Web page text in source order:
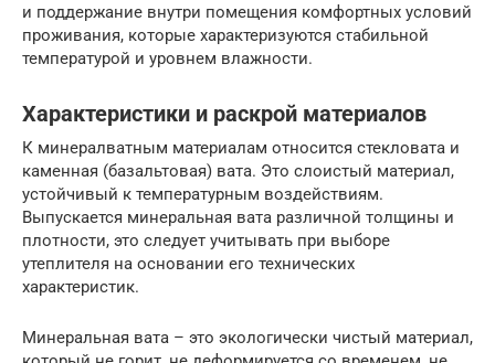
и поддержание внутри помещения комфортных условий
проживания, которые характеризуются стабильной
температурой и уровнем влажности.
Характеристики и раскрой материалов
К минералватным материалам относится стекловата и
каменная (базальтовая) вата. Это слоистый материал,
устойчивый к температурным воздействиям.
Выпускается минеральная вата различной толщины и
плотности, это следует учитывать при выборе
утеплителя на основании его технических
характеристик.
Минеральная вата – это экологически чистый материал,